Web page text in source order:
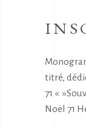
titré,
71 «
Noël 71